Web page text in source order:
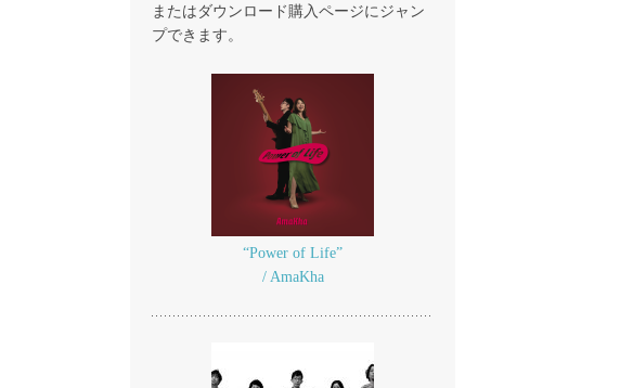
またはダウンロード購入ページにジャン
プできます。
“Power of Life”
/ AmaKha